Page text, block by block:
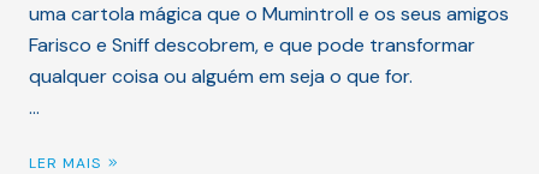
uma cartola mágica que o Mumintroll e os seus amigos
Farisco e Sniff descobrem, e que pode transformar
qualquer coisa ou alguém em seja o que for.
…
LER MAIS